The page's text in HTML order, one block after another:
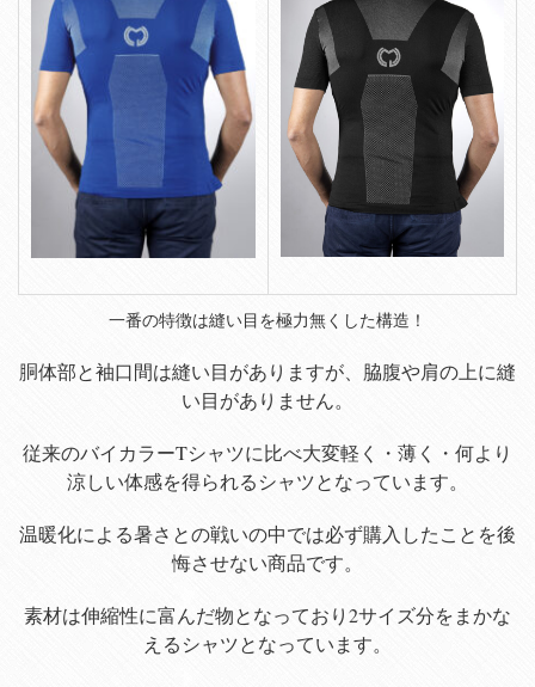
一番の特徴は縫い目を極力無くした構造！
胴体部と袖口間は縫い目がありますが、脇腹や肩の上に縫
い目がありません。
従来のバイカラーTシャツに比べ大変軽く・薄く・何より
涼しい体感を得られるシャツとなっています。
温暖化による暑さとの戦いの中では必ず購入したことを後
悔させない商品です。
素材は伸縮性に富んだ物となっており2サイズ分をまかな
えるシャツとなっています。